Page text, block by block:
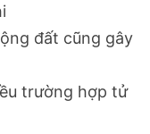
đất cũng gây
trường hợp tử